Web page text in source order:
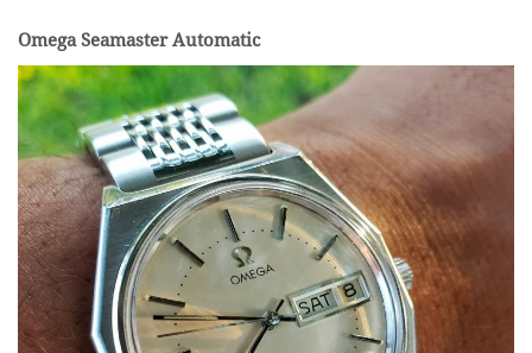
Omega Seamaster Automatic